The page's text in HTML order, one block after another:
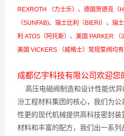
REXROTH （力士乐）、德国贺德克（
（SUNFAB)、瑞士比利（BIERI）、瑞
利 ATOS（阿托斯）、美国 PARKER （
美国 VICKERS （威格士）常规泵阀均有
成都亿宇科技有限公司欢迎您
高压电磁阀制造和设计性能优异
汾工程材料集团的核心，我们为
性更的现代机械提供高科技密封
材料和丰富的配方，我们出一系